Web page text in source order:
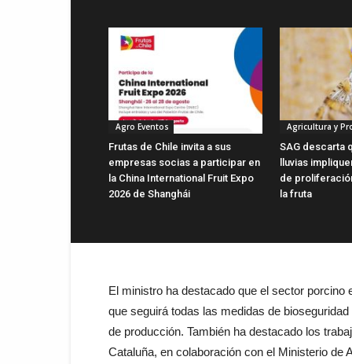
Agro Eventos
Frutas de Chile invita a sus
empresas socias a participar en
la China International Fruit Expo
2026 de Shanghái
Agricultura y
SAG descarta
lluvias
de
la fruta
El ministro ha destacado que el sector porcino
que seguirá todas las medidas de
de producción. También ha destacado los
Cataluña, en colaboración con el Ministerio de